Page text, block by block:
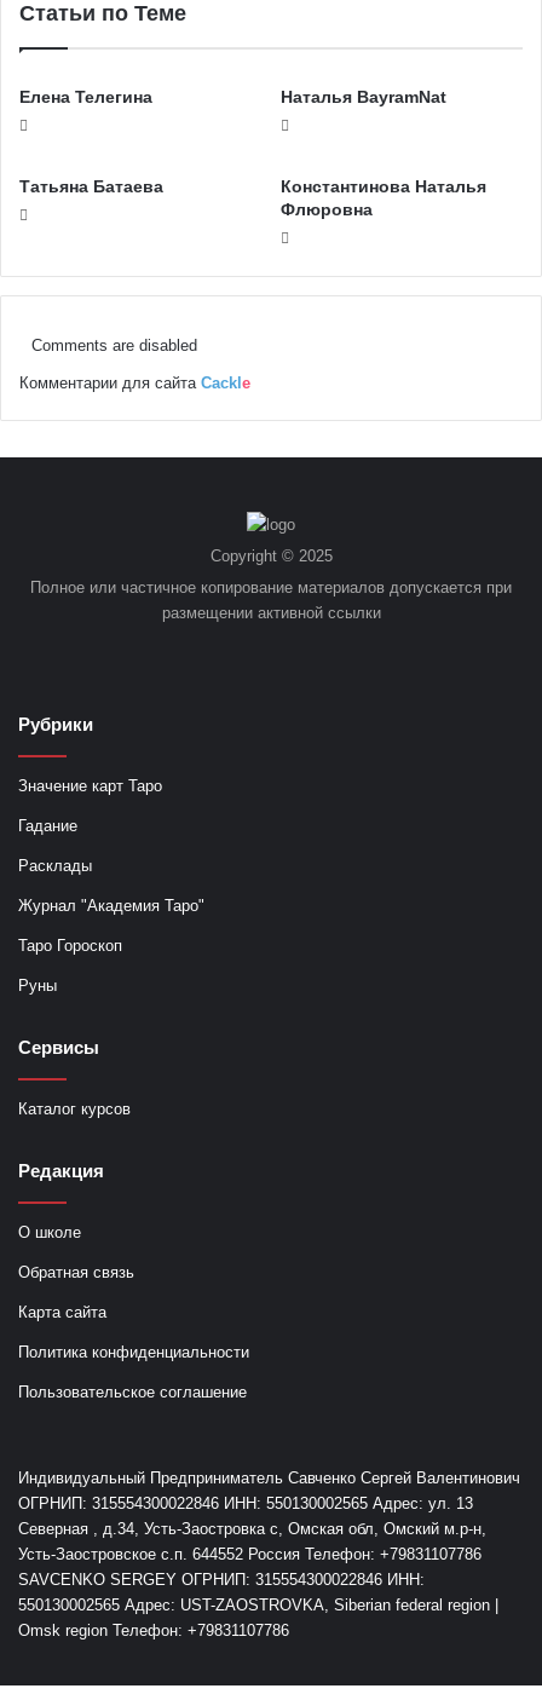
Статьи по Теме
Елена Телегина Наталья BayramNat
Татьяна Батаева
Константинова Наталья
Флюровна
Comments are disabled
Комментарии для сайта Cackl e
Copyright © 2025
Полное или частичное копирование материалов допускается при
размещении активной ссылки
Рубрики
Значение карт Таро
Гадание
Расклады
Журнал "Академия Таро"
Таро Гороскоп
Руны
Сервисы
Каталог курсов
Редакция
О школе
Обратная связь
Карта сайта
Политика конфиденциальности
Пользовательское соглашение
Индивидуальный Предприниматель Савченко Сергей Валентинович
ОГРНИП: 315554300022846 ИНН: 550130002565 Адрес: ул. 13
Северная , д.34, Усть-Заостровка с, Омская обл, Омский м.р-н,
Усть-Заостровское с.п. 644552 Россия Телефон: +79831107786
SAVCENKO SERGEY ОГРНИП: 315554300022846 ИНН:
550130002565 Адрес: UST-ZAOSTROVKA, Siberian federal region |
Omsk region Телефон: +79831107786